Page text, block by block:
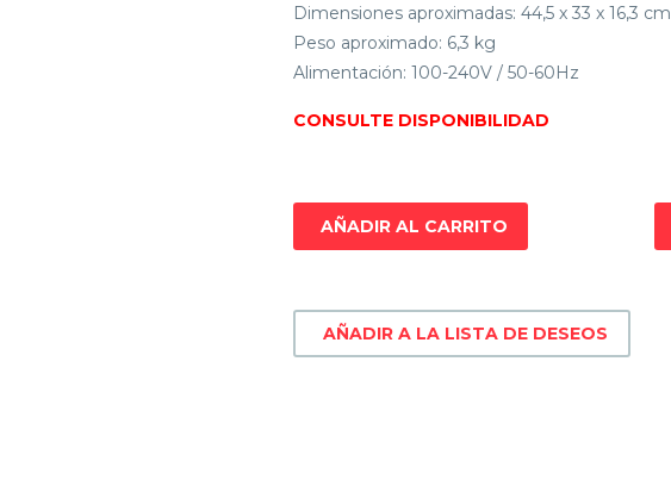
Dimensiones aproximadas: 44,5 x 33 x 16,3 cm
Peso aproximado: 6,3 kg
Alimentación: 100-240V / 50-60Hz
CONSULTE DISPONIBILIDAD
AÑADIR AL CARRITO
AÑADIR A LA LISTA DE DESEOS